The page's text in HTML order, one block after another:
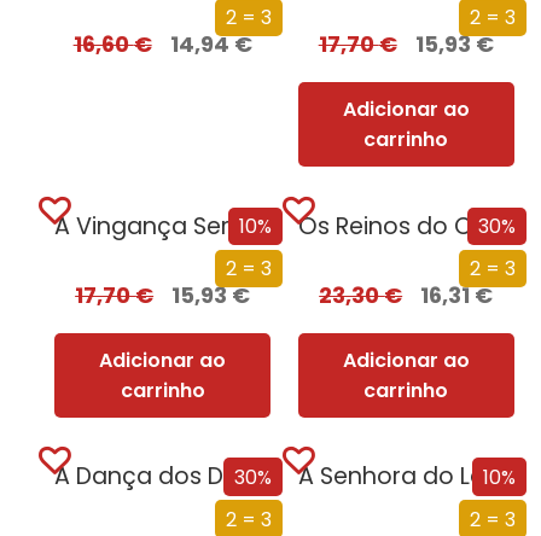
2 = 3
16,60€ 14,94€
2 = 3
17,70€ 15,93€
Adicionar ao
carrinho
10%
2 = 3
A Vingança Serve-se Fria Parte Dois
17,70€ 15,93€
Adicionar ao
carrinho
30%
2 = 3
Os Reinos do Caos (Edição especial limitada)
23,30€ 16,31€
Adicionar ao
carrinho
30%
2 = 3
A Dança dos Dragões (Edição especial limitada)
10%
2 = 3
A Senhora do Lago – Parte 1